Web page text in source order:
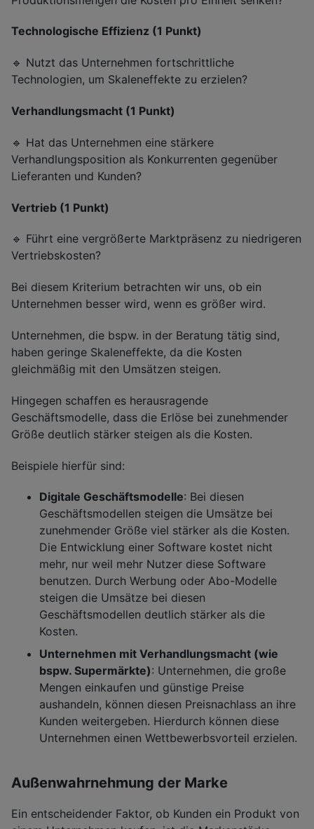
Technologische Effizienz (1 Punkt)
🔹 Nutzt das Unternehmen fortschrittliche
Technologien, um Skaleneffekte zu erzielen?
Verhandlungsmacht (1 Punkt)
🔹 Hat das Unternehmen eine stärkere
Verhandlungsposition als Konkurrenten gegenüber
Lieferanten und Kunden?
Vertrieb (1 Punkt)
🔹 Führt eine vergrößerte Marktpräsenz zu niedrigeren
Vertriebskosten?
Bei diesem Kriterium betrachten wir uns, ob ein
Unternehmen besser wird, wenn es größer wird.
Unternehmen, die bspw. in der Beratung tätig sind,
haben geringe Skaleneffekte, da die Kosten
gleichmäßig mit den Umsätzen steigen.
Hingegen schaffen es herausragende
Geschäftsmodelle, dass die Erlöse bei zunehmender
Größe deutlich stärker steigen als die Kosten.
Beispiele hierfür sind:
Digitale Geschäftsmodelle: Bei diesen
Geschäftsmodellen steigen die Umsätze bei
zunehmender Größe viel stärker als die Kosten.
Die Entwicklung einer Software kostet nicht
mehr, nur weil mehr Nutzer diese Software
benutzen. Durch Werbung oder Abo-Modelle
steigen die Umsätze bei diesen
Geschäftsmodellen deutlich stärker als die
Kosten.
Unternehmen mit Verhandlungsmacht (wie
bspw. Supermärkte): Unternehmen, die große
Mengen einkaufen und günstige Preise
aushandeln, können diesen Preisnachlass an ihre
Kunden weitergeben. Hierdurch können diese
Unternehmen einen Wettbewerbsvorteil erzielen.
Außenwahrnehmung der Marke
Ein entscheidender Faktor, ob Kunden ein Produkt von